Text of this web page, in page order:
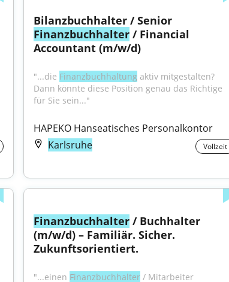
Finanzbuchhalter / Financial
Accountant (m/w/d)
"...die Finanzbuchhaltung aktiv mitgestalten?
Dann könnte diese Position genau das Richtige
für Sie sein..."
HAPEKO Hanseatisches Personalkontor
Karlsruhe
Vollzeit
Finanzbuchhalter / Buchhalter
(m/w/d) – Familiär. Sicher.
Zukunftsorientiert.
"...einen Finanzbuchhalter / Mitarbeiter